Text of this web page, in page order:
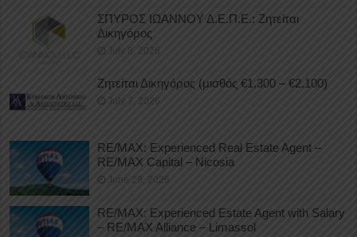
ΣΠΥΡΟΣ ΙΩΑΝΝΟΥ Δ.Ε.Π.Ε.: Ζητείται
Δικηγόρος
July 8, 2026
Ζητείται Δικηγόρος (μισθός €1.300 – €2.100)
July 7, 2026
RE/MAX: Experienced Real Estate Agent –
RE/MAX Capital – Nicosia
June 29, 2026
RE/MAX: Experienced Estate Agent with Salary
– RE/MAX Alliance – Limassol